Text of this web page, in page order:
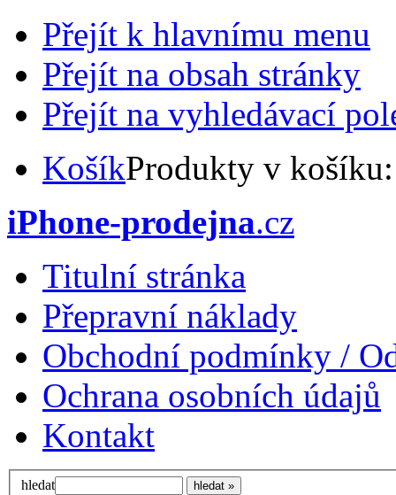
Přejít k hlavnímu menu
Přejít na obsah stránky
Přejít na vyhledávací
KošíkProdukty v
iPhone-prodejna.cz
Titulní stránka
Přepravní náklady
Obchodní podmínky /
Ochrana osobních údajů
Kontakt
hledat